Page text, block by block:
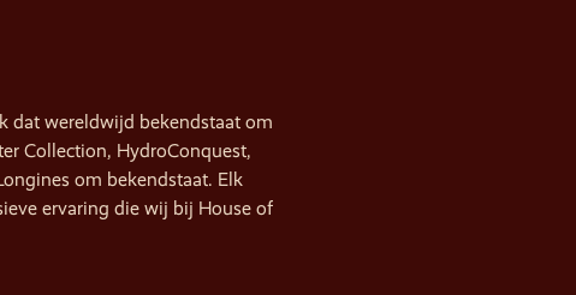
dat wereldwijd bekendstaat om
Collection, HydroConquest,
om bekendstaat. Elk
ervaring die wij bij House of